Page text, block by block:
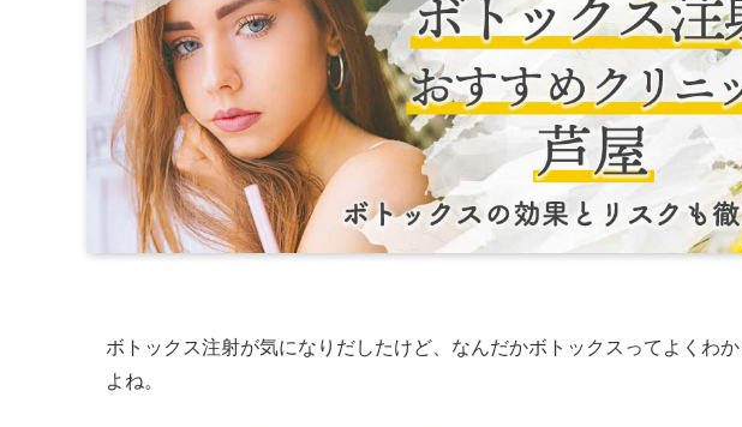
ボトックス注射が気になりだしたけど、なんだかボトックスってよくわ
よね。